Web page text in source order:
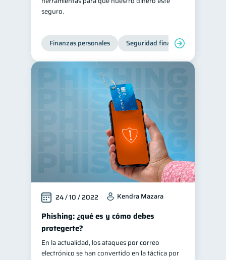
seguro.
Finanzas personales Seguridad financiera
24 / 10 / 2022 Kendra Mazara
Phishing: ¿qué es y cómo debes
protegerte?
En la actualidad, los ataques por correo
electrónico se han convertido en la táctica por